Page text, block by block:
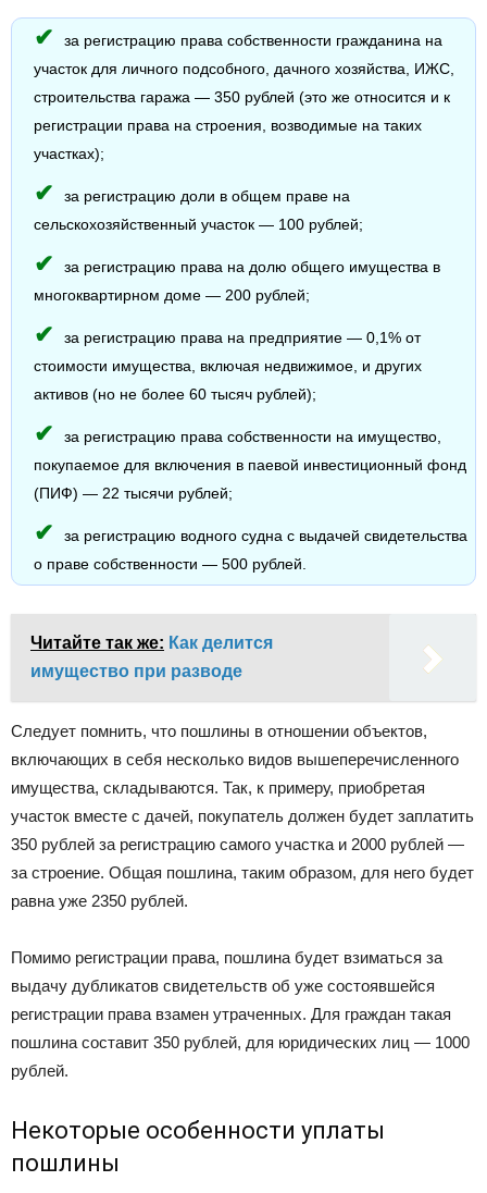
за регистрацию права собственности гражданина на
участок для личного подсобного, дачного хозяйства, ИЖС,
строительства гаража — 350 рублей (это же относится и к
регистрации права на строения, возводимые на таких
участках);
за регистрацию доли в общем праве на
сельскохозяйственный участок — 100 рублей;
за регистрацию права на долю общего имущества в
многоквартирном доме — 200 рублей;
за регистрацию права на предприятие — 0,1% от
стоимости имущества, включая недвижимое, и других
активов (но не более 60 тысяч рублей);
за регистрацию права собственности на имущество,
покупаемое для включения в паевой инвестиционный фонд
(ПИФ) — 22 тысячи рублей;
за регистрацию водного судна с выдачей свидетельства
о праве собственности — 500 рублей.
Читайте так же: Как делится
имущество при разводе
Следует помнить, что пошлины в отношении объектов,
включающих в себя несколько видов вышеперечисленного
имущества, складываются. Так, к примеру, приобретая
участок вместе с дачей, покупатель должен будет заплатить
350 рублей за регистрацию самого участка и 2000 рублей —
за строение. Общая пошлина, таким образом, для него будет
равна уже 2350 рублей.
Помимо регистрации права, пошлина будет взиматься за
выдачу дубликатов свидетельств об уже состоявшейся
регистрации права взамен утраченных. Для граждан такая
пошлина составит 350 рублей, для юридических лиц — 1000
рублей.
Некоторые особенности уплаты
пошлины